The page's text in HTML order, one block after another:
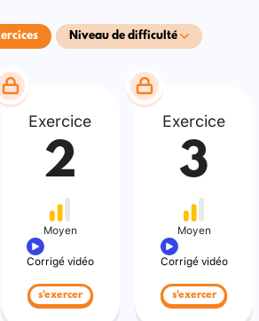
Niveau de difficulté
Exercice
2
Moyen
Corrigé vidéo
s'exercer
Exercice
3
Moyen
Corrigé vidéo
s'exercer